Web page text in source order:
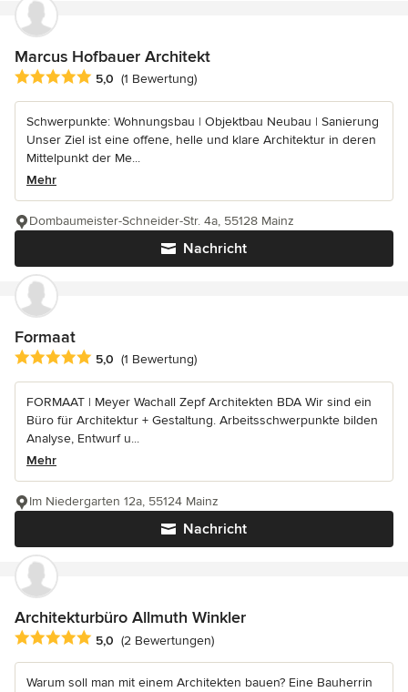
Marcus Hofbauer Architekt
Durchschnittliche Bewertung: 5 von 5 Sternen
5,0 (1 Bewertung)
Schwerpunkte: Wohnungsbau | Objektbau Neubau | Sanierung
Unser Ziel ist eine offene, helle und klare Architektur in deren
Mittelpunkt der Me...
Mehr
Nachricht
Dombaumeister-Schneider-Str. 4a, 55128 Mainz
Formaat
Durchschnittliche Bewertung: 5 von 5 Sternen
5,0 (1 Bewertung)
FORMAAT | Meyer Wachall Zepf Architekten BDA Wir sind ein
Büro für Architektur + Gestaltung. Arbeitsschwerpunkte bilden
Analyse, Entwurf u...
Mehr
Nachricht
Im Niedergarten 12a, 55124 Mainz
Architekturbüro Allmuth Winkler
Durchschnittliche Bewertung: 5 von 5 Sternen
5,0 (2 Bewertungen)
Warum soll man mit einem Architekten bauen? Eine Bauherrin